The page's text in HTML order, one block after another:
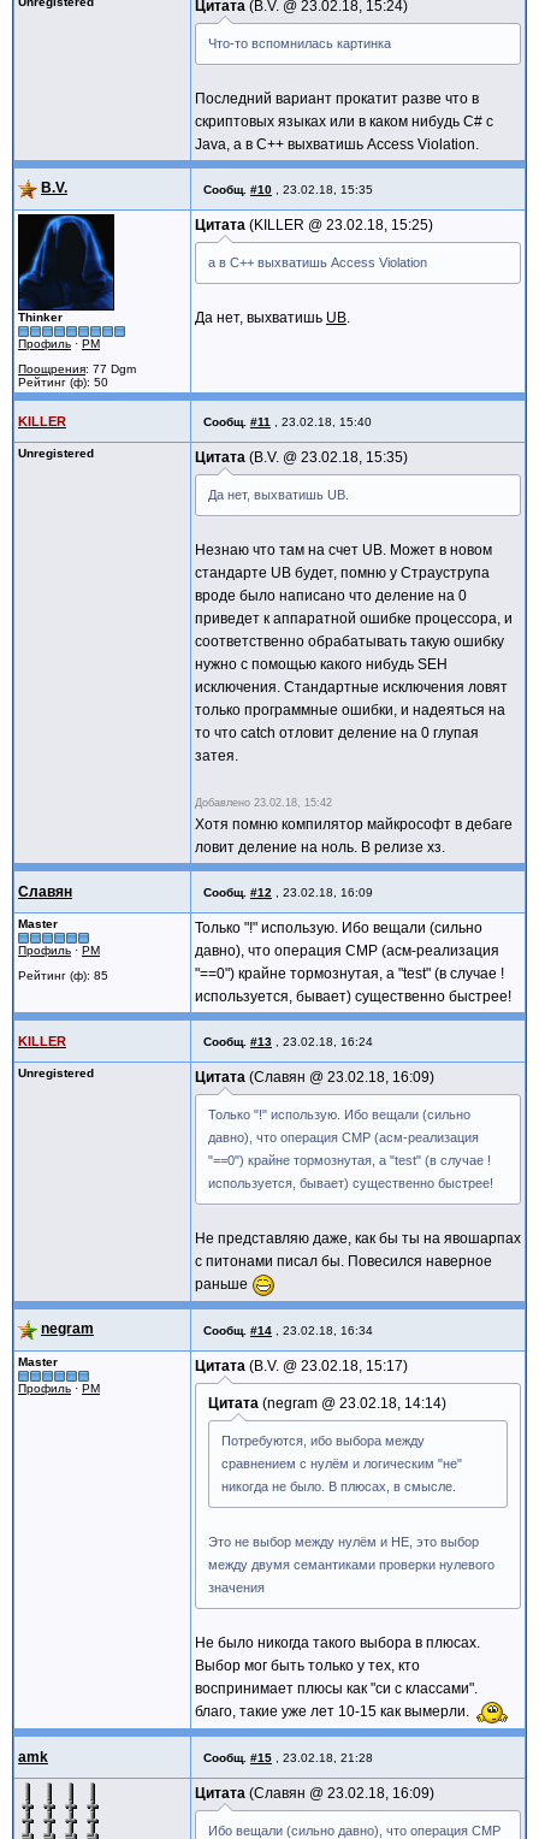
Цитата B.V. @ 23.02.18, 15:24
Что-то вспомнилась картинка
Последний вариант прокатит разве что в
скриптовых языках или в каком нибудь C# с
Java, а в С++ выхватишь Access Violation.
B.V. Сообщ. #10 23.02.18, 15:35
Thinker
Профиль · PM
Поощрения: 77 Dgm
Рейтинг (ф): 50
Цитата KILLER @ 23.02.18, 15:25
а в С++ выхватишь Access Violation
Да нет, выхватишь UB.
KILLER Сообщ. #11 23.02.18, 15:40
Unregistered Цитата B.V. @ 23.02.18, 15:35
Да нет, выхватишь UB.
Незнаю что там на счет UB. Может в новом
стандарте UB будет, помню у Страуструпа
вроде было написано что деление на 0
приведет к аппаратной ошибке процессора, и
соответственно обрабатывать такую ошибку
нужно с помощью какого нибудь SEH
исключения. Стандартные исключения ловят
только программные ошибки, и надеяться на
то что catch отловит деление на 0 глупая
затея.
Добавлено 23.02.18, 15:42
Хотя помню компилятор майкрософт в дебаге
ловит деление на ноль. В релизе хз.
Славян Сообщ. #12 23.02.18, 16:09
Master
Профиль · PM
Рейтинг (ф): 85
Только "!" использую. Ибо вещали (сильно
давно), что операция CMP (асм-реализация
"==0") крайне тормознутая, а "test" (в случае !
используется, бывает) существенно быстрее!
KILLER Сообщ. #13 23.02.18, 16:24
Unregistered Цитата Славян @ 23.02.18, 16:09
Только "!" использую. Ибо вещали (сильно
давно), что операция CMP (асм-реализация
"==0") крайне тормознутая, а "test" (в случае !
используется, бывает) существенно быстрее!
Не представляю даже, как бы ты на явошарпах
с питонами писал бы. Повесился наверное
раньше
negram Сообщ. #14 23.02.18, 16:34
Master
Профиль · PM
Цитата B.V. @ 23.02.18, 15:17
Цитата negram @ 23.02.18, 14:14
Потребуются, ибо выбора между
сравнением с нулём и логическим "не"
никогда не было. В плюсах, в смысле.
Это не выбор между нулём и НЕ, это выбор
между двумя семантиками проверки нулевого
значения
Не было никогда такого выбора в плюсах.
Выбор мог быть только у тех, кто
воспринимает плюсы как "си с классами".
благо, такие уже лет 10-15 как вымерли.
amk Сообщ. #15 23.02.18, 21:28
Цитата Славян @ 23.02.18, 16:09
Ибо вещали (сильно давно), что операция CMP